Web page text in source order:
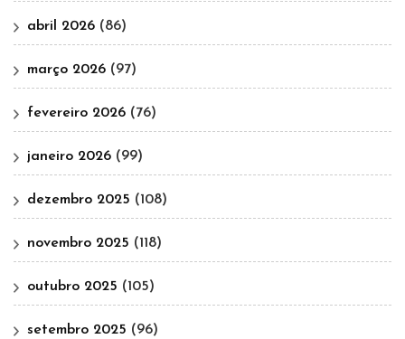
abril 2026 (86)
março 2026 (97)
fevereiro 2026 (76)
janeiro 2026 (99)
dezembro 2025 (108)
novembro 2025 (118)
outubro 2025 (105)
setembro 2025 (96)